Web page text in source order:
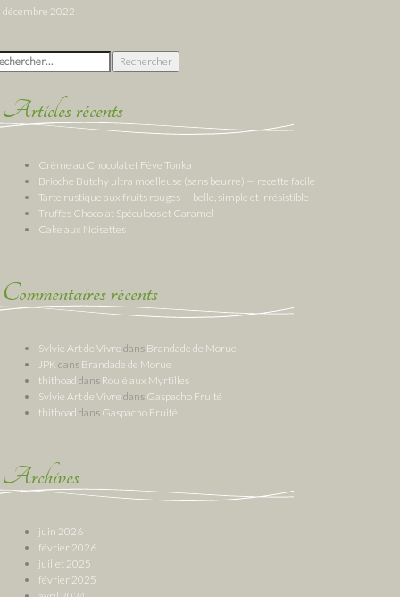
décembre 2022
:
Articles récents
Crème au Chocolat et Fève Tonka
Brioche Butchy ultra moelleuse (sans beurre) — recette facile
Tarte rustique aux fruits rouges — belle, simple et irrésistible
Truffes Chocolat Spéculoos et Caramel
Cake aux Noisettes
Commentaires récents
Sylvie Art de Vivre dans Brandade de Morue
JPK dans Brandade de Morue
thithoad dans Roulé aux Myrtilles
Sylvie Art de Vivre dans Gaspacho Fruité
thithoad dans Gaspacho Fruité
Archives
juin 2026
février 2026
juillet 2025
février 2025